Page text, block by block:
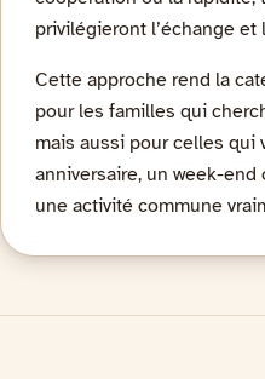
privilégieront l’échange
Cette approche rend la
pour les familles qui
mais aussi pour celles qui
anniversaire, un week-
une activité commune